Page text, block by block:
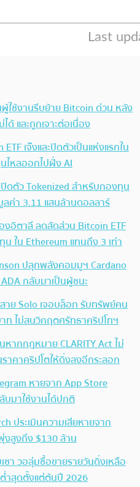
ใช้งานรีบย้าย Bitcoin ด่วน หลัง
ด้ และถูกเจาะต่อเนื่อง
เจ๊งและปิดตัวเป็นแห่งแรกใน
ไหลออกไปฝั่ง AI
ปิดตัว Tokenized สำหรับกองทุน
ลค่า 3.11 แสนล้านดอลลาร์
อิตาลี ลดสัดส่วน Bitcoin ETF
ใน Ethereum แทนถึง 3 เท่า
ปลุกพลังคอมมูฯ Cardano
กลับมาเป็นผู้ชนะ
าย Solo เจอบล็อก รับทรัพย์คน
ท ไม่สนวิกฤตศรัทธาคริปโทฯ
หากกฎหมาย CLARITY Act ไม่
าคาคริปโตให้ดิ่งลงอีกระลอก
หายจาก App Store
มาใช้งานได้ปกติ
ประเมินความเสียหายจาก
งสูงถึง $130 ล้าน
ซา วอลุ่มซื้อขายรายวันดิ่งเหลือ
ำสุดตั้งแต่ต้นปี 2026